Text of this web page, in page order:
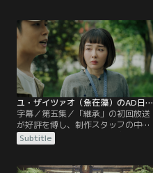
は、顧時雍（グー・シーヨン）によ
って呼び寄せられた、魚在藻（ユ・
ザイツァオ）のライバルとなる存在
だった。魚在藻（ユ・ザイツァオ）
を辞めさせたい顧時雍（グー・シー
ヨン）は…。
ユ・ザイツァオ（魚在藻）のAD日記 第05話／字幕
字幕／第五集／「継承」の初回放送
が好評を博し、制作スタッフの中で
お祝いムードが漂う中、魚在藻
（ユ・ザイツァオ）と袁迦瑩（ユエ
案に闘志を燃やす。一方、陶唐（タ
Subtitle